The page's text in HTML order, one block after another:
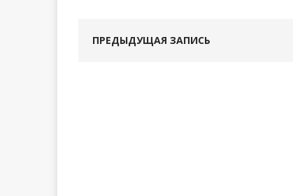
ПРЕДЫДУЩАЯ ЗАПИСЬ